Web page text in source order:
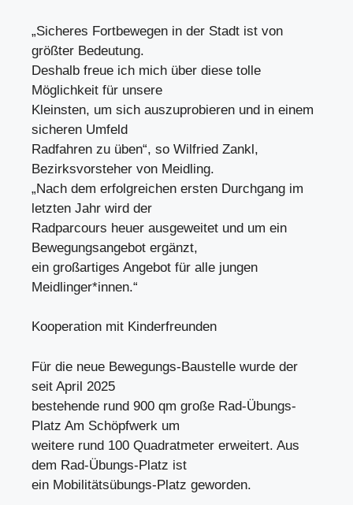
„Sicheres Fortbewegen in der Stadt ist von
größter Bedeutung.
Deshalb freue ich mich über diese tolle
Möglichkeit für unsere
Kleinsten, um sich auszuprobieren und in einem
sicheren Umfeld
Radfahren zu üben“, so Wilfried Zankl,
Bezirksvorsteher von Meidling.
„Nach dem erfolgreichen ersten Durchgang im
letzten Jahr wird der
Radparcours heuer ausgeweitet und um ein
Bewegungsangebot ergänzt,
ein großartiges Angebot für alle jungen
Meidlinger*innen.“
Kooperation mit Kinderfreunden
Für die neue Bewegungs-Baustelle wurde der
seit April 2025
bestehende rund 900 qm große Rad-Übungs-
Platz Am Schöpfwerk um
weitere rund 100 Quadratmeter erweitert. Aus
dem Rad-Übungs-Platz ist
ein Mobilitätsübungs-Platz geworden.